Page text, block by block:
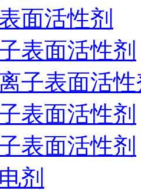
面活性剂
表面活性剂
子表面活
表面活性剂
表面活性剂
剂